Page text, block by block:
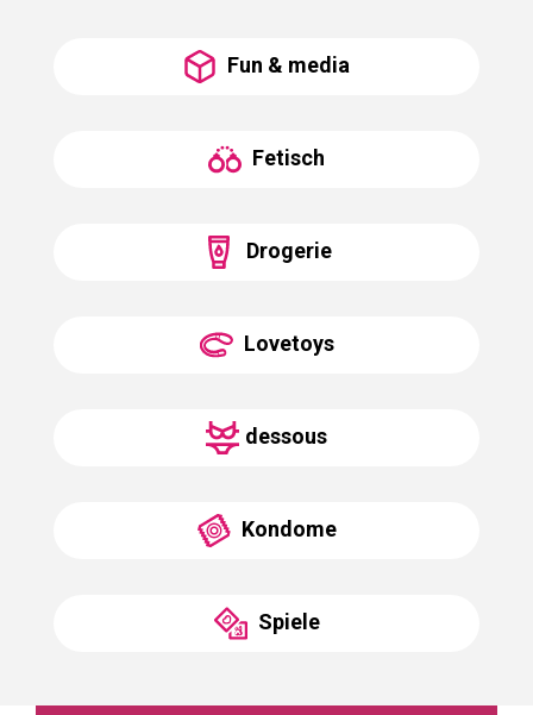
Fun & media
Fetisch
Drogerie
Lovetoys
dessous
Kondome
Spiele